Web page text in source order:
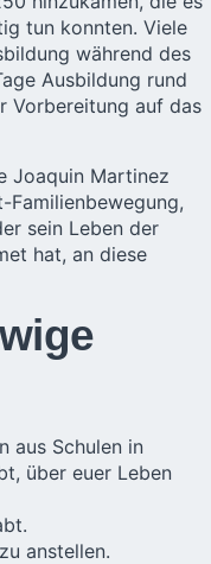
tun konnten. Viele
während des
Ausbildung rund
Vorbereitung auf das
Joaquin Martinez
sein Leben der
hat, an diese
aus Schulen in
über euer Leben
anstellen.